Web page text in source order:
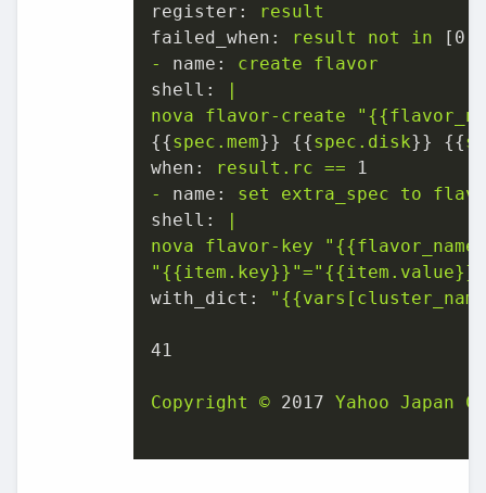
register:
result
failed_when:
result not in [ 0
-
name: create
flavor
shell:
nova
flavor-create "
{{spec.mem}} {{spec.disk}} {{
when:
result.rc ==
1
-
name: set extra_spec to
shell:
nova
flavor-key "
" {{item.key}} "="{{item.value}}"
with_dict:
"
41
Copyright © 2017 Yahoo Japan